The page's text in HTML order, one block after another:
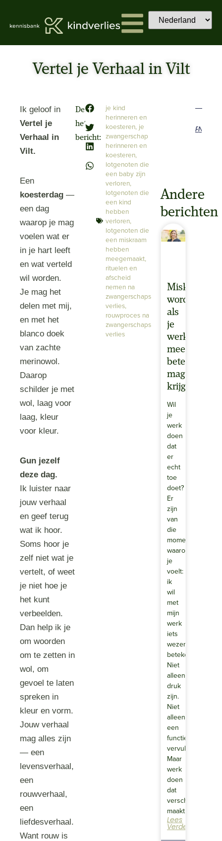
Vertel je Verhaal in Vilt
Ik geloof in
Vertel je
Verhaal in
Vilt.
Een
koesterdag —
een dag
waarop je mag
voelen wat er
in je hart leeft
en wat verteld
wil worden.
Je mag het
delen met mij,
en met het
blanco doek
van zachte
merinowol.
Daarop
schilder je met
wol, laag voor
laag, kleur
voor kleur.
Gun jezelf
deze dag.
Ik luister naar
jouw verhaal
en geef terug
wat ik hoor.
Soms hoor je
zelf niet wat je
vertelt, of weet
je niet hoe je
het kunt
verbeelden.
Dan help ik je
om woorden
om te zetten in
wol, om
gevoel te laten
spreken in
kleur en vorm.
Jouw verhaal
mag alles zijn
— een
levensverhaal,
een
rouwverhaal,
een
liefdesverhaal.
Want rouw is
Deel
het
bericht:
je kind
herinneren en
koesteren, je
zwangerschap
herinneren en
koesteren,
lotgenoten die
een baby zijn
verloren,
lotgenoten die
een kind
hebben
verloren,
lotgenoten die
een miskraam
hebben
meegemaakt,
rituelen en
afscheid
nemen na
zwangerschaps
verlies,
rouwproces na
zwangerschaps
verlies
Andere
berichten
worden:
als
je
werk
meer
betekenis
mag
krijgen
Wil
je
werk
doen
dat
er
echt
toe
doet?
Er
zijn
van
die
momenten
waarop
je
voelt:
ik
wil
met
mijn
werk
iets
wezenlijks
betekenen.
Niet
alleen
druk
zijn.
Niet
alleen
een
functie
vervullen.
Maar
werk
doen
dat
verschil
maakt….
Lees
Verder
Previous